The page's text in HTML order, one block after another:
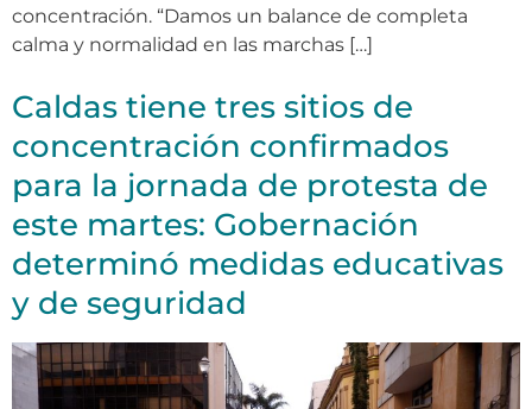
concentración. “Damos un balance de completa
calma y normalidad en las marchas […]
Caldas tiene tres sitios de
concentración confirmados
para la jornada de protesta de
este martes: Gobernación
determinó medidas educativas
y de seguridad